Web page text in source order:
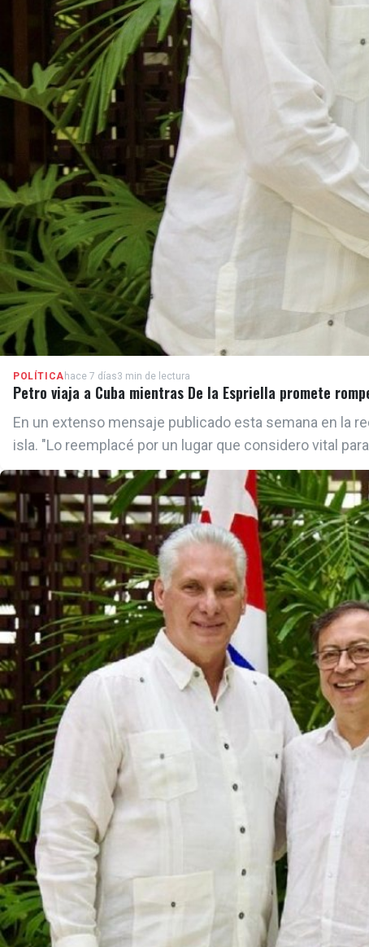
POLÍTICA hace 7 días3 min de lectura
Petro viaja a Cuba mientras De la Espriella promete
En un extenso mensaje publicado esta semana en la
isla. "Lo reemplacé por un lugar que considero vital